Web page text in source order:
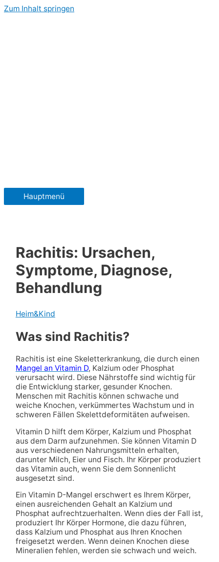
Zum Inhalt springen
Hauptmenü
Rachitis: Ursachen,
Symptome, Diagnose,
Behandlung
Heim&Kind
Was sind Rachitis?
Rachitis ist eine Skeletterkrankung, die durch einen
Mangel an Vitamin D, Kalzium oder Phosphat
verursacht wird. Diese Nährstoffe sind wichtig für
die Entwicklung starker, gesunder Knochen.
Menschen mit Rachitis können schwache und
weiche Knochen, verkümmertes Wachstum und in
schweren Fällen Skelettdeformitäten aufweisen.
Vitamin D hilft dem Körper, Kalzium und Phosphat
aus dem Darm aufzunehmen. Sie können Vitamin D
aus verschiedenen Nahrungsmitteln erhalten,
darunter Milch, Eier und Fisch. Ihr Körper produziert
das Vitamin auch, wenn Sie dem Sonnenlicht
ausgesetzt sind.
Ein Vitamin D-Mangel erschwert es Ihrem Körper,
einen ausreichenden Gehalt an Kalzium und
Phosphat aufrechtzuerhalten. Wenn dies der Fall ist,
produziert Ihr Körper Hormone, die dazu führen,
dass Kalzium und Phosphat aus Ihren Knochen
freigesetzt werden. Wenn deinen Knochen diese
Mineralien fehlen, werden sie schwach und weich.